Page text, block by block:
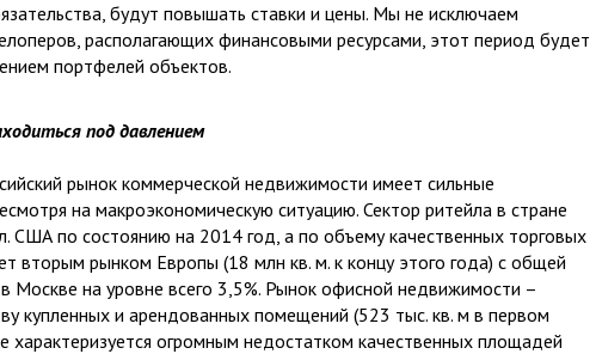
будут повышать ставки и цены. Мы не исключаем
располагающих финансовыми ресурсами, этот период будет
портфелей объектов.
под давлением
рынок коммерческой недвижимости имеет сильные
на макроэкономическую ситуацию. Сектор ритейла в стране
США по состоянию на 2014 год, а по объему качественных торговых
вторым рынком Европы (18 млн кв. м. к концу этого года) с общей
на уровне всего 3,5%. Рынок офисной недвижимости –
купленных и арендованных помещений (523 тыс. кв. м в первом
характеризуется огромным недостатком качественных площадей